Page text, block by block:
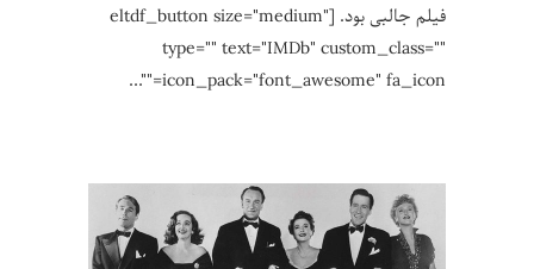
فیلم جالبی بود. [eltdf_button size="medium"
type="" text="IMDb" custom_class=""
icon_pack="font_awesome" fa_icon=""